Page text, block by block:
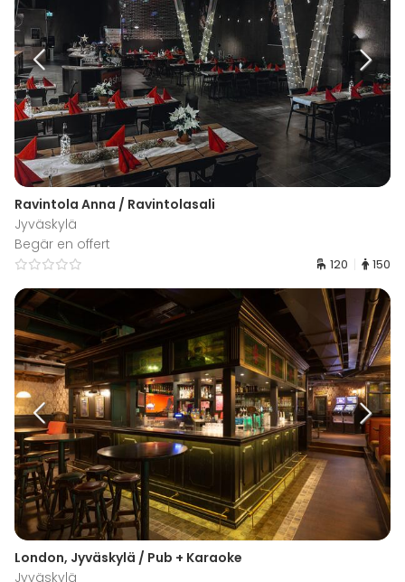
Ravintola Anna / Ravintolasali
Jyväskylä
Begär en offert
120 150
London, Jyväskylä / Pub + Karaoke
Jyväskylä